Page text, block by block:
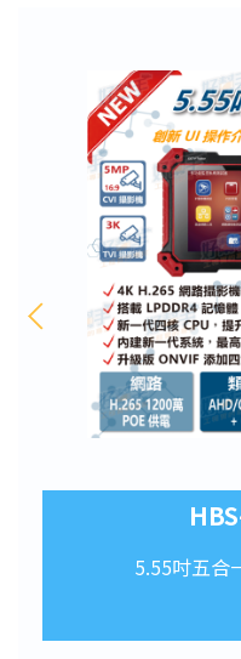
5.55吋五合
8吋五合